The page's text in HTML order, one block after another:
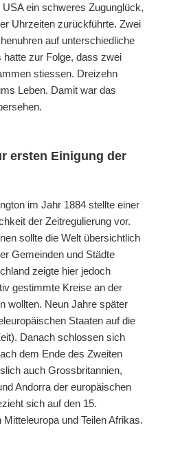
ein schweres Zugunglück,
Uhrzeiten zurückführte. Zwei
auf unterschiedliche
hatte zur Folge, dass zwei
stiessen. Dreizehn
Leben. Damit war das
ersten Einigung der
im Jahr 1884 stellte einer
der Zeitregulierung vor.
sollte die Welt übersichtlich
Gemeinden und Städte
zeigte hier jedoch
gestimmte Kreise an der
wollten. Neun Jahre später
Staaten auf die
Danach schlossen sich
dem Ende des Zweiten
auch Grossbritannien,
Andorra der europäischen
sich auf den 15.
und Teilen Afrikas.